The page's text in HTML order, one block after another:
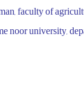
faculty of
noor university,